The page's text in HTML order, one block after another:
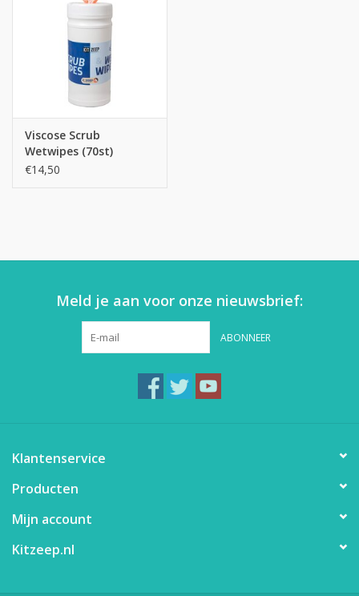
Viscose Scrub
Wetwipes (70st)
€14,50
Meld je aan voor onze nieuwsbrief:
ABONNEER
Klantenservice
Producten
Mijn account
Kitzeep.nl